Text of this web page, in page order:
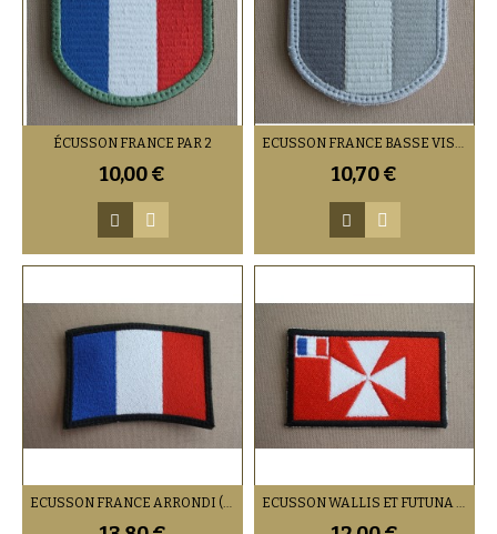
ÉCUSSON FRANCE PAR 2
10,00 €
ECUSSON FRANCE BASSE VISIBILITÉ (VENDU PAR 2)
10,70 €
ECUSSON FRANCE ARRONDI (VENDU PAR 2) ECUSSON WALLIS ET FUTUNA (VENDU PAR 2)